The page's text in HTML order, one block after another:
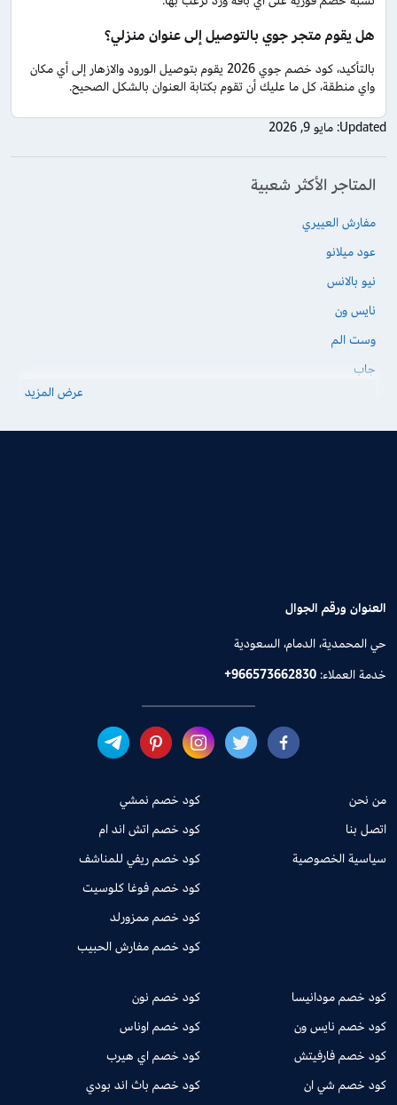
هل يقوم متجر جوي بالتوصيل إلى عنوان منزلي؟
بالتأكيد، كود خصم جوي 2026 يقوم بتوصيل الورود والازهار إلى أي مكان
واي منطقة، كل ما عليك أن تقوم بكتابة العنوان بالشكل الصحيح.
Updated: مايو 9, 2026
المتاجر الأكثر شعبية
مفارش العييري
عود ميلانو
نيو بالانس
نايس ون
وست الم
جاب
عرض المزيد
العنوان ورقم الجوال
حي المحمدية، الدمام، السعودية
خدمة العملاء:+966573662830
من نحن
اتصل بنا
سياسية الخصوصية
كود خصم نمشي
كود خصم اتش اند ام
كود خصم ريفي للمناشف
كود خصم فوغا كلوسيت
كود خصم ممزورلد
كود خصم مفارش الحبيب
كود خصم مودانيسا
كود خصم نايس ون
كود خصم فارفيتش
كود خصم شي ان
كود خصم نون
كود خصم اوناس
كود خصم اي هيرب
كود خصم باث اند بودي